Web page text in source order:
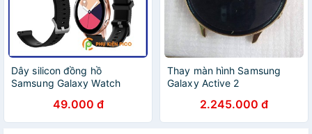
Dây silicon đồng hồ
Samsung Galaxy Watch
20mm vân carbon
49.000 đ
Thay màn hình Samsung
Galaxy Active 2
2.245.000 đ